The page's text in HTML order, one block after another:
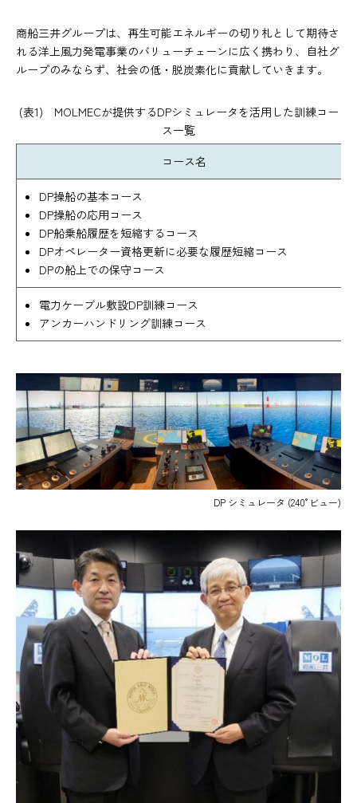
商船三井グループは、再生可能エネルギーの切り札として期待さ
れる洋上風力発電事業のバリューチェーンに広く携わり、自社グ
ループのみならず、社会の低・脱炭素化に貢献していきます。
(表1) MOLMECが提供するDPシミュレータを活用した訓練コー
ス一覧
コース名
DP操船の基本コース
DP操船の応用コース
DP船乗船履歴を短縮するコース
DPオペレーター資格更新に必要な履歴短縮コース
DPの船上での保守コース
電力ケーブル敷設DP訓練コース
アンカーハンドリング訓練コース
DP シミュレータ (240°ビュー)